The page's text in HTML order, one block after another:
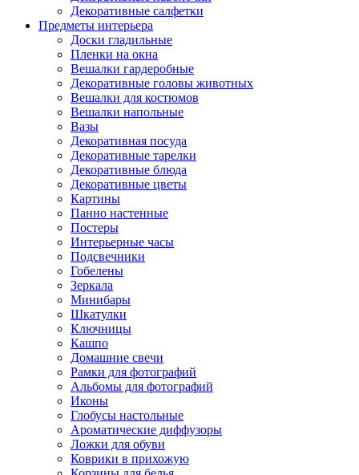
Декоративные салфетки
Предметы интерьера
Доски гладильные
Пленки на окна
Вешалки гардеробные
Декоративные головы животных
Вешалки для костюмов
Вешалки напольные
Вазы
Декоративная посуда
Декоративные тарелки
Декоративные блюда
Декоративные цветы
Картины
Панно настенные
Постеры
Интерьерные часы
Подсвечники
Гобелены
Зеркала
Минибары
Шкатулки
Ключницы
Кашпо
Домашние свечи
Рамки для фотографий
Альбомы для фотографий
Иконы
Глобусы настольные
Ароматические диффузоры
Ложки для обуви
Коврики в прихожую